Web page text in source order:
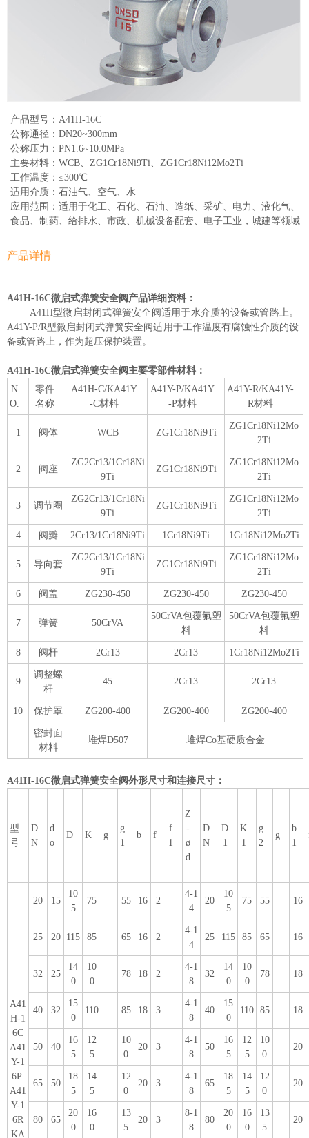
产品型号：A41H-16C
公称通径：DN20~300mm
公称压力：PN1.6~10.0MPa
主要材料：WCB、ZG1Cr18Ni9Ti、ZG1Cr18Ni12Mo2Ti
工作温度：≤300℃
适用介质：石油气、空气、水
应用范围：适用于化工、石化、石油、造纸、采矿、电力、液化气、
食品、制药、给排水、市政、机械设备配套、电子工业，城建等领域
产品详情
A41H-16C微启式弹簧安全阀产品详细资料：
A41H型微启封闭式弹簧安全阀适用于水介质的设备或管路上。
A41Y-P/R型微启封闭式弹簧安全阀适用于工作温度有腐蚀性介质的设
备或管路上，作为超压保护装置。
A41H-16C微启式弹簧安全阀主要零部件材料：
N
O.
零件
名称
A41H-C/KA41Y
-C材料
A41Y-P/KA41Y
-P材料
A41Y-R/KA41Y-
R材料
1 阀体 WCB ZG1Cr18Ni9Ti
ZG1Cr18Ni12Mo
2Ti
2 阀座
ZG2Cr13/1Cr18Ni
9Ti
ZG1Cr18Ni9Ti
ZG1Cr18Ni12Mo
2Ti
3 调节圈
ZG2Cr13/1Cr18Ni
9Ti
ZG1Cr18Ni9Ti
ZG1Cr18Ni12Mo
2Ti
4 阀瓣 2Cr13/1Cr18Ni9Ti 1Cr18Ni9Ti 1Cr18Ni12Mo2Ti
5 导向套
ZG2Cr13/1Cr18Ni
9Ti
ZG1Cr18Ni9Ti
ZG1Cr18Ni12Mo
2Ti
6 阀盖 ZG230-450 ZG230-450 ZG230-450
7 弹簧 50CrVA
50CrVA包覆氟塑
料
50CrVA包覆氟塑
料
8 阀杆 2Cr13 2Cr13 1Cr18Ni12Mo2Ti
9
调整螺
杆
45 2Cr13 2Cr13
10 保护罩 ZG200-400 ZG200-400 ZG200-400
密封面
材料
堆焊D507 堆焊Co基硬质合金
A41H-16C微启式弹簧安全阀外形尺寸和连接尺寸：
型
号
D
N
d
o
D K g
g
1
b f
f
1
Z
-
ø
d
D
N
D
1
K
1
g
2
g
b
1
A41
H-1
6C
A41
Y-1
6P
A41
Y-1
6R
KA
20 15
10
5
75 55 16 2
4-1
4
20
10
5
75 55 16
25 20 115 85 65 16 2
4-1
4
25 115 85 65 16
32 25
14
0
10
0
78 18 2
4-1
8
32
14
0
10
0
78 18
40 32
15
0
110 85 18 3
4-1
8
40
15
0
110 85 18
50 40
16
5
12
5
10
0
20 3
4-1
8
50
16
5
12
5
10
0
20
65 50
18
5
14
5
12
0
20 3
4-1
8
65
18
5
14
5
12
0
20
80 65
20
0
16
0
13
5
20 3
8-1
8
80
20
0
16
0
13
5
20